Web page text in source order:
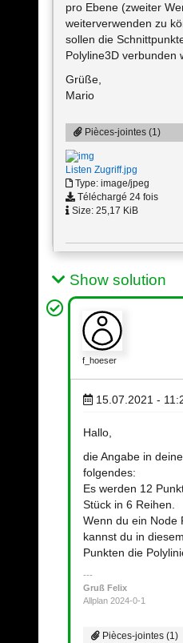
pro Ebene (zweiter
weiterverwenden zu
sollen die
Polyline3D verbunden
Grüße,
Mario
Pièces-jointes (1)
Listen Zugriff.jpg
Type: image/jpeg
Téléchargé 24 fois
Size: 25,17 KiB
Show solution
f_hoeser
15.07.2021 -
Hallo,
die Angabe in
folgendes:
Es werden 12
Stück in 6 Reihen.
Wenn du ein Node
kannst du in
Punkten die
Gruß Felix
Allplan 2024-0-1
Pièces-jointes (1)